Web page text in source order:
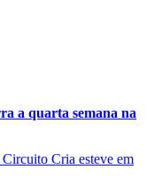
a quarta semana na
Cria esteve em